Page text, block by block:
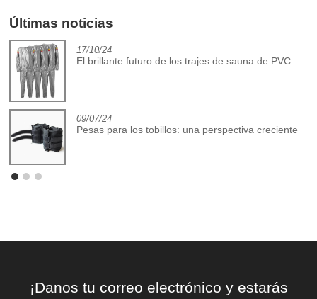
Últimas noticias
17/10/24
El brillante futuro de los trajes de sauna de PVC
09/07/24
Pesas para los tobillos: una perspectiva creciente
¡Danos tu correo electrónico y estarás